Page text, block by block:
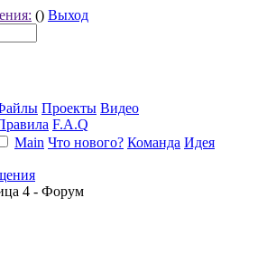
() Выход
Проекты Видео
F.A.Q
Main Что нового? Команда Идея
4 - Форум